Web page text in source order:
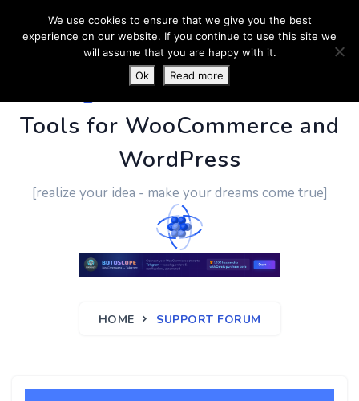
PluginUs.Net- Business
Tools for WooCommerce and
WordPress
[realize your idea - make your dreams come true]
HOME SUPPORT FORUM
We use cookies to ensure that we give you the best
experience on our website. If you continue to use this site we
will assume that you are happy with it.
Ok
Read more